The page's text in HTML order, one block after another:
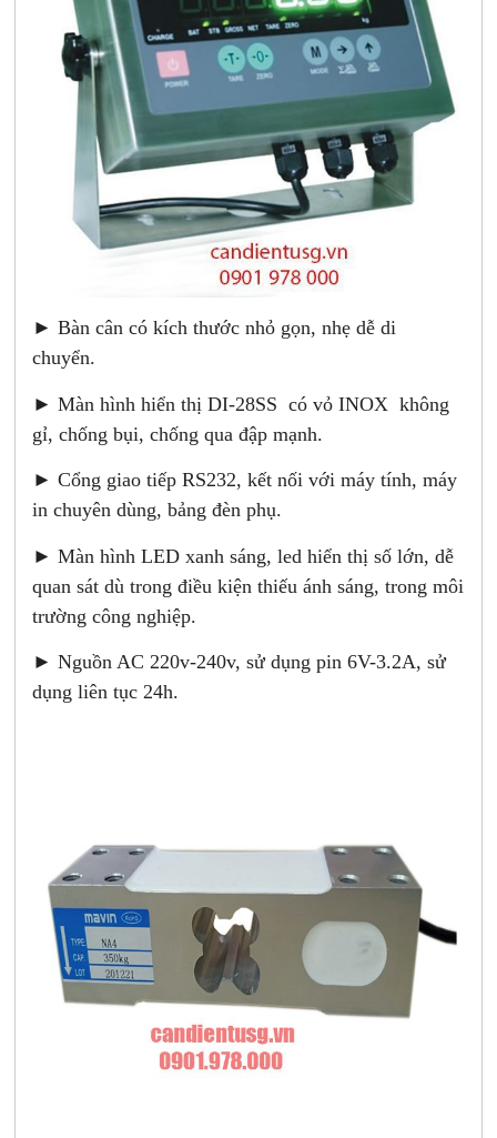
► Bàn cân có kích thước nhỏ gọn, nhẹ dễ di
chuyển.
► Màn hình hiển thị DI-28SS có vỏ INOX không
gỉ, chống bụi, chống qua đập mạnh.
► Cổng giao tiếp RS232, kết nối với máy tính, máy
in chuyên dùng, bảng đèn phụ.
► Màn hình LED xanh sáng, led hiển thị số lớn, dễ
quan sát dù trong điều kiện thiếu ánh sáng, trong môi
trường công nghiệp.
► Nguồn AC 220v-240v, sử dụng pin 6V-3.2A, sử
dụng liên tục 24h.